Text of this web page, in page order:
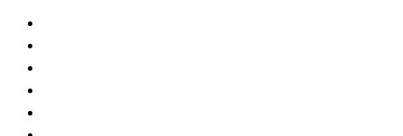
Zum
Inhalt
springen